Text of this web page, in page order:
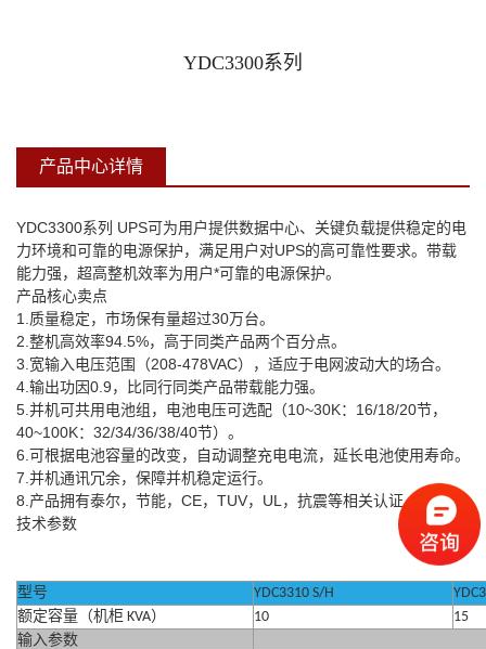
YDC3300系列
产品中心详情
YDC3300系列 UPS可为用户提供数据中心、关键负载提供稳定的电
力环境和可靠的电源保护，满足用户对UPS的高可靠性要求。带载
能力强，超高整机效率为用户*可靠的电源保护。
产品核心卖点
1. 质量稳定，市场保有量超过30万台。
2. 整机高效率94.5%，高于同类产品两个百分点。
3. 宽输入电压范围（208-478VAC），适应于电网波动大的场合。
4. 输出功因0.9，比同行同类产品带载能力强。
5. 并机可共用电池组，电池电压可选配（10~30K： 16/18/20节，
40~100K： 32/34/36/38/40节）。
6. 可根据电池容量的改变，自动调整充电电流，延长电池使用寿命。
7. 并机通讯冗余，保障并机稳定运行。
8. 产品拥有泰尔，节能， CE， TUV， UL ，抗震等相关认证。
技术参数
型号 YDC3310 S/H
额定容量（机柜 KVA） 10
15
输入参数